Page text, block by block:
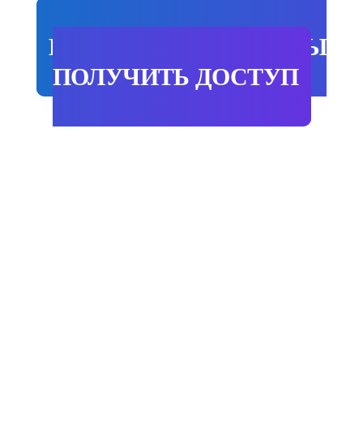
НАЖМИ СЮДА ЧТОБЫ
ПОЛУЧИТЬ ДОСТУП